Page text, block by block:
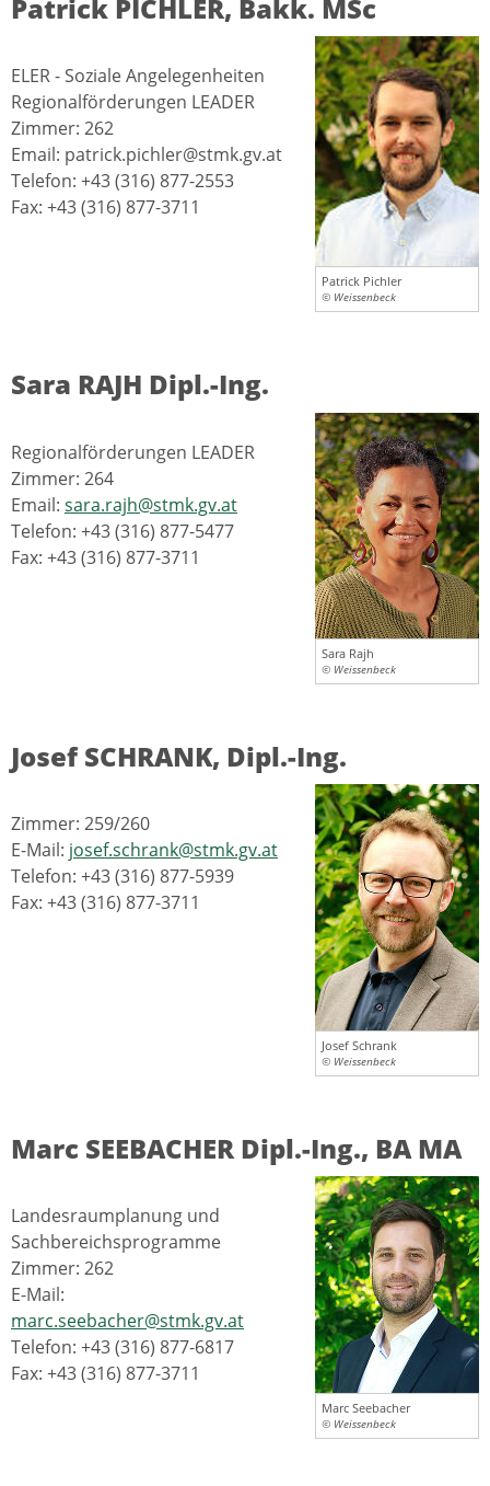
Patrick PICHLER, Bakk. MSc
Patrick Pichler
© Weissenbeck
ELER - Soziale Angelegenheiten
Regionalförderungen LEADER
Zimmer: 262
Email: patrick.pichler@stmk.gv.at
Telefon: +43 (316) 877-2553
Fax: +43 (316) 877-3711
Sara RAJH Dipl.-Ing.
Sara Rajh
© Weissenbeck
Regionalförderungen LEADER
Zimmer: 264
Email: sara.rajh@stmk.gv.at
Telefon: +43 (316) 877-5477
Fax: +43 (316) 877-3711
Josef SCHRANK, Dipl.-Ing.
Josef Schrank
© Weissenbeck
Zimmer: 259/260
E-Mail: josef.schrank@stmk.gv.at
Telefon: +43 (316) 877-5939
Fax: +43 (316) 877-3711
Marc SEEBACHER Dipl.-Ing., BA MA
Marc Seebacher
© Weissenbeck
Landesraumplanung und
Sachbereichsprogramme
Zimmer: 262
E-Mail:
marc.seebacher@stmk.gv.at
Telefon: +43 (316) 877-6817
Fax: +43 (316) 877-3711